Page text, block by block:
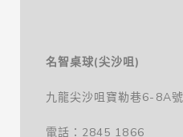
名智桌球(尖沙咀)
九龍尖沙咀寶勒巷6-8A
電話：2845 1866